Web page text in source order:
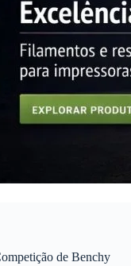
de Benchy